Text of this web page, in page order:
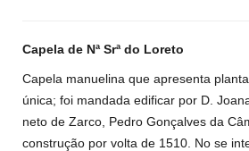
Capela de Nª Srª do Loreto
Capela manuelina que apresenta
única; foi mandada edificar por D.
neto de Zarco, Pedro Gonçalves da
construção por volta de 1510. No se